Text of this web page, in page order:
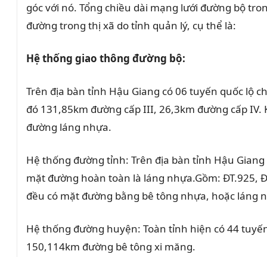
góc với nó. Tổng chiều dài mạng lưới đường bộ
đường trong thị xã do tỉnh quản lý, cụ thể là:
Hệ thống giao thông đường bộ:
Trên địa bàn tỉnh Hậu Giang có 06 tuyến quốc lộ
đó 131,85km đường cấp III, 26,3km đường cấp
đường láng nhựa.
Hệ thống đường tỉnh: Trên địa bàn tỉnh Hậu
mặt đường hoàn toàn là láng nhựa.Gồm: ĐT.925,
đều có mặt đường bằng bê tông nhựa, hoặc
Hệ thống đường huyện: Toàn tỉnh hiện có 44
150,114km đường bê tông xi măng.